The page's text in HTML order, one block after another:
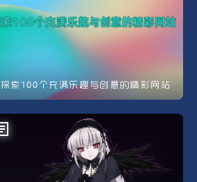
探索100个充满乐趣与创意的精彩网站